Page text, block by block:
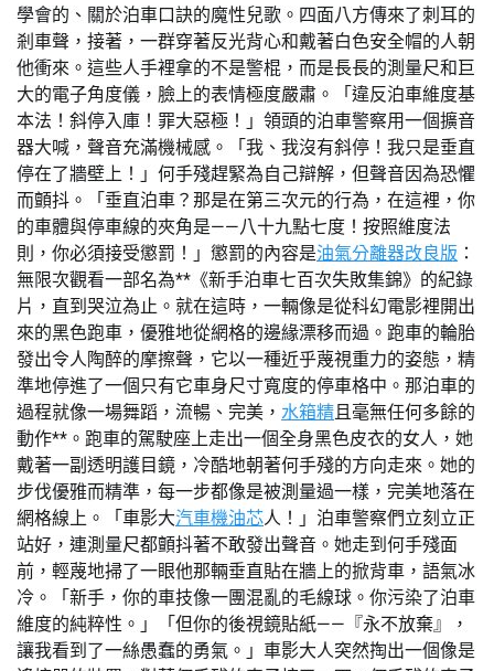
學會的、關於泊車口訣的魔性兒歌。四面八方傳來了刺耳的
剎車聲，接著，一群穿著反光背心和戴著白色安全帽的人朝
他衝來。這些人手裡拿的不是警棍，而是長長的測量尺和巨
大的電子角度儀，臉上的表情極度嚴肅。「違反泊車維度基
本法！斜停入庫！罪大惡極！」領頭的泊車警察用一個擴音
器大喊，聲音充滿機械感。「我、我沒有斜停！我只是垂直
停在了牆壁上！」何手殘趕緊為自己辯解，但聲音因為恐懼
而顫抖。「垂直泊車？那是在第三次元的行為，在這裡，你
的車體與停車線的夾角是——八十九點七度！按照維度法
則，你必須接受懲罰！」懲罰的內容是油氣分離器改良版 ：
無限次觀看一部名為**《新手泊車七百次失敗集錦》的紀錄
片，直到哭泣為止。就在這時，一輛像是從科幻電影裡開出
來的黑色跑車，優雅地從網格的邊緣漂移而過。跑車的輪胎
發出令人陶醉的摩擦聲，它以一種近乎蔑視重力的姿態，精
準地停進了一個只有它車身尺寸寬度的停車格中。那泊車的
過程就像一場舞蹈，流暢、完美， 水箱精 且毫無任何多餘的
動作**。跑車的駕駛座上走出一個全身黑色皮衣的女人，她
戴著一副透明護目鏡，冷酷地朝著何手殘的方向走來。她的
步伐優雅而精準，每一步都像是被測量過一樣，完美地落在
網格線上。「車影大汽車機油芯人！」泊車警察們立刻立正
站好，連測量尺都顫抖著不敢發出聲音。她走到何手殘面
前，輕蔑地掃了一眼他那輛垂直貼在牆上的掀背車，語氣冰
冷。「新手，你的車技像一團混亂的毛線球。你污染了泊車
維度的純粹性。」「但你的後視鏡貼紙——『永不放棄』，
讓我看到了一絲愚蠢的勇氣。」車影大人突然掏出一個像是